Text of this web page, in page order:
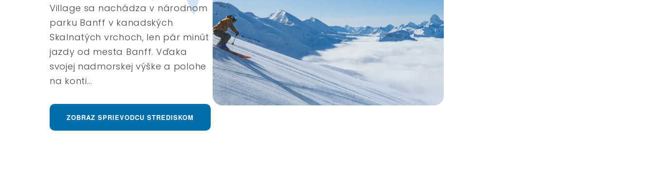
Village sa nachádza v národnom
parku Banff v kanadských
Skalnatých vrchoch, len pár minút
jazdy od mesta Banff. Vďaka
svojej nadmorskej výške a polohe
na konti...
ZOBRAZ SPRIEVODCU STREDISKOM